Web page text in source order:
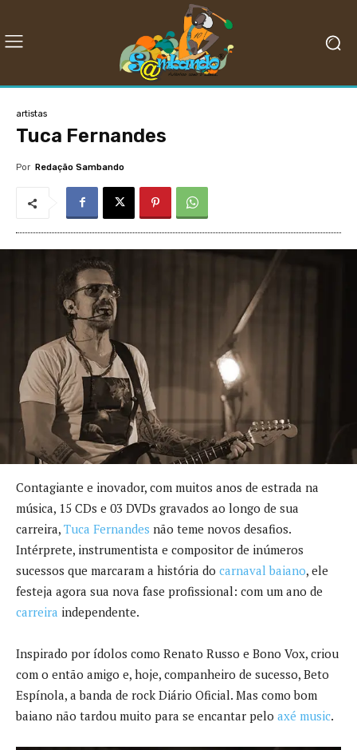
artistas
Tuca Fernandes
Por Redação Sambando
Contagiante e inovador, com muitos anos de estrada na
música, 15 CDs e 03 DVDs gravados ao longo de sua
carreira, Tuca Fernandes não teme novos desafios.
Intérprete, instrumentista e compositor de inúmeros
sucessos que marcaram a história do carnaval baiano, ele
festeja agora sua nova fase profissional: com um ano de
carreira independente.
Inspirado por ídolos como Renato Russo e Bono Vox, criou
com o então amigo e, hoje, companheiro de sucesso, Beto
Espínola, a banda de rock Diário Oficial. Mas como bom
baiano não tardou muito para se encantar pelo axé music.